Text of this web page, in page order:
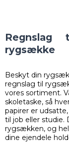
rygsække
Beskyt din
regnslag til
vores sortiment.
skoletaske, så
papirer er
til job eller studie.
rygsækken, og
dine ejendele